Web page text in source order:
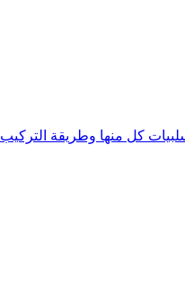
كل منها وطريقة التركيب